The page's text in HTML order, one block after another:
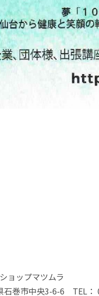
ョップマツムラ
石巻市中央3-6-6 TEL：